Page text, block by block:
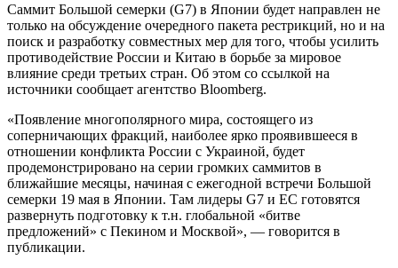
Саммит Большой семерки (G7) в Японии будет направлен не
только на обсуждение очередного пакета рестрикций, но и на
поиск и разработку совместных мер для того, чтобы усилить
противодействие России и Китаю в борьбе за мировое
влияние среди третьих стран. Об этом со ссылкой на
источники сообщает агентство Bloomberg.
«Появление многополярного мира, состоящего из
соперничающих фракций, наиболее ярко проявившееся в
отношении конфликта России с Украиной, будет
продемонстрировано на серии громких саммитов в
ближайшие месяцы, начиная с ежегодной встречи Большой
семерки 19 мая в Японии. Там лидеры G7 и ЕС готовятся
развернуть подготовку к т.н. глобальной «битве
предложений» с Пекином и Москвой», — говорится в
публикации.